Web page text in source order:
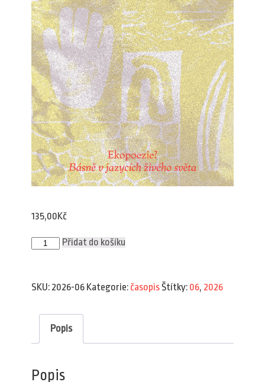
135,00Kč
Plav
6/2026
Přidat do košíku
SKU: 2026-06 Kategorie: časopisŠtítky: 06, 2026
Popis
Popis